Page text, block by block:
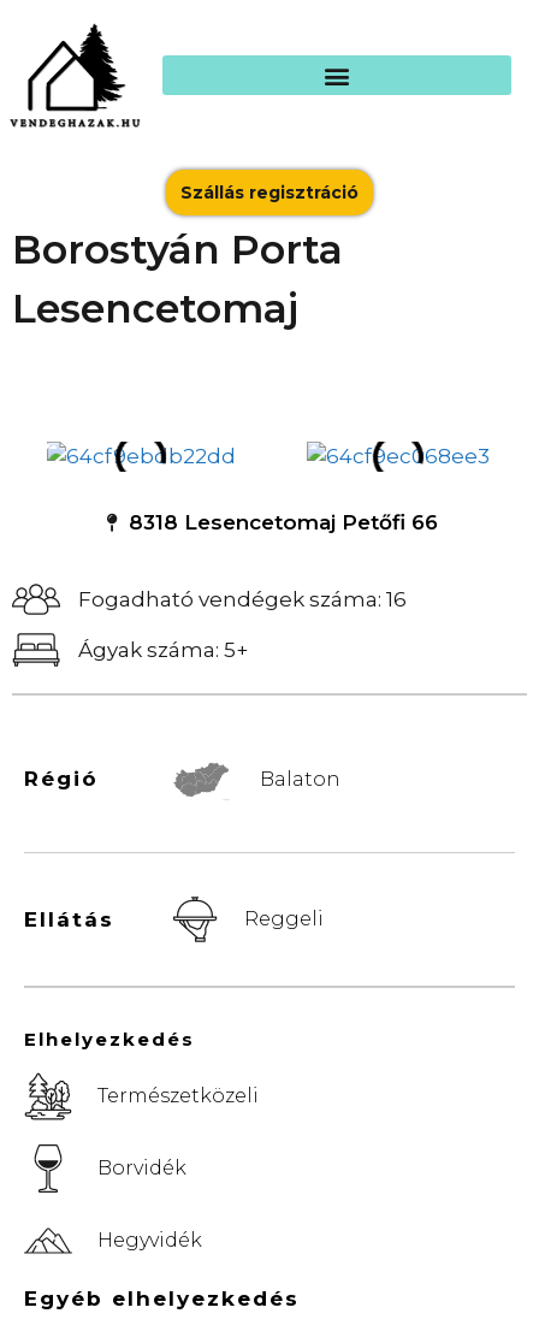
Szállás regisztráció
Borostyán Porta
Lesencetomaj
8318 Lesencetomaj Petőfi 66
Fogadható vendégek száma: 16
Ágyak száma: 5+
Régió Balaton
Ellátás Reggeli
Elhelyezkedés
Természetközeli
Borvidék
Hegyvidék
Egyéb elhelyezkedés